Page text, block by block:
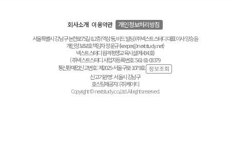
회사소개 이용약관 개인정보처리방침
서울특별시 강남구 논현로75길 8, 2층(역삼동, 비드 빌딩) ㈜넥스트스터디 대표이사 양승윤
개인정보보호책임자 정운규 (keeper@nextstudy.net)
넥스트스터디 원격평생교육시설(제434호)
(주)넥스트스터디 사업자등록번호 : 561-81-03379
통신판매업신고번호 : 제2025-서울구로-1079호
신고기관명 : 서울시 강남구
호스팅제공자 : (주)케이티
Copyright © nextstudy.co.,Ltd. All rights reserved.